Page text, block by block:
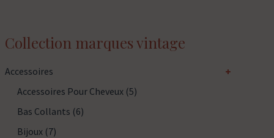
Collection marques vintage
Accessoires
Accessoires Pour Cheveux (5)
Bas Collants (6)
Bijoux (7)